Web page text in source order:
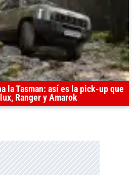
la Tasman: así es la pick-up que
Ranger y Amarok